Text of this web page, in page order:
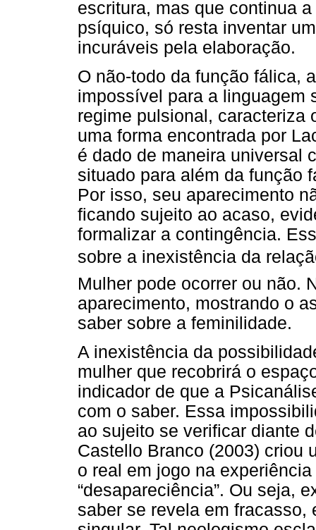
escritura, mas que continua
psíquico, só resta inventar
incuráveis pela elaboração.
O não-todo da função fálica,
impossível para a linguagem
regime pulsional, caracteriza
uma forma encontrada por
é dado de maneira universal
situado para além da função
Por isso, seu aparecimento
ficando sujeito ao acaso,
formalizar a contingência.
sobre a inexistência da
Mulher pode ocorrer ou não.
aparecimento, mostrando o
saber sobre a feminilidade.
A inexistência da
mulher que recobrirá o
indicador de que a
com o saber. Essa
ao sujeito se verificar diante
Castello Branco (2003) criou
o real em jogo na
“desapareciência”. Ou seja,
saber se revela em fracasso,